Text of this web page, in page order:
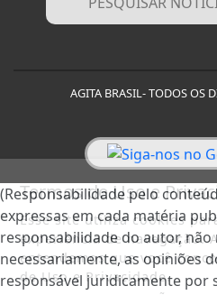
AGITA BRASIL- TODOS OS
Termos de Uso e
Esse site utiliza cookies
experiência de navegação.
entendemos que você
de Uso e Privacidade.
(Responsabilidade pelo
expressas em cada matéria
responsabilidade do autor,
necessariamente, as opiniões
responsável juridicamente por